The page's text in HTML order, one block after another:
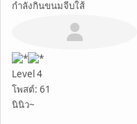
กำลังกินขนมจีบใส้
Level 4
โพสต์: 61
นินิว~